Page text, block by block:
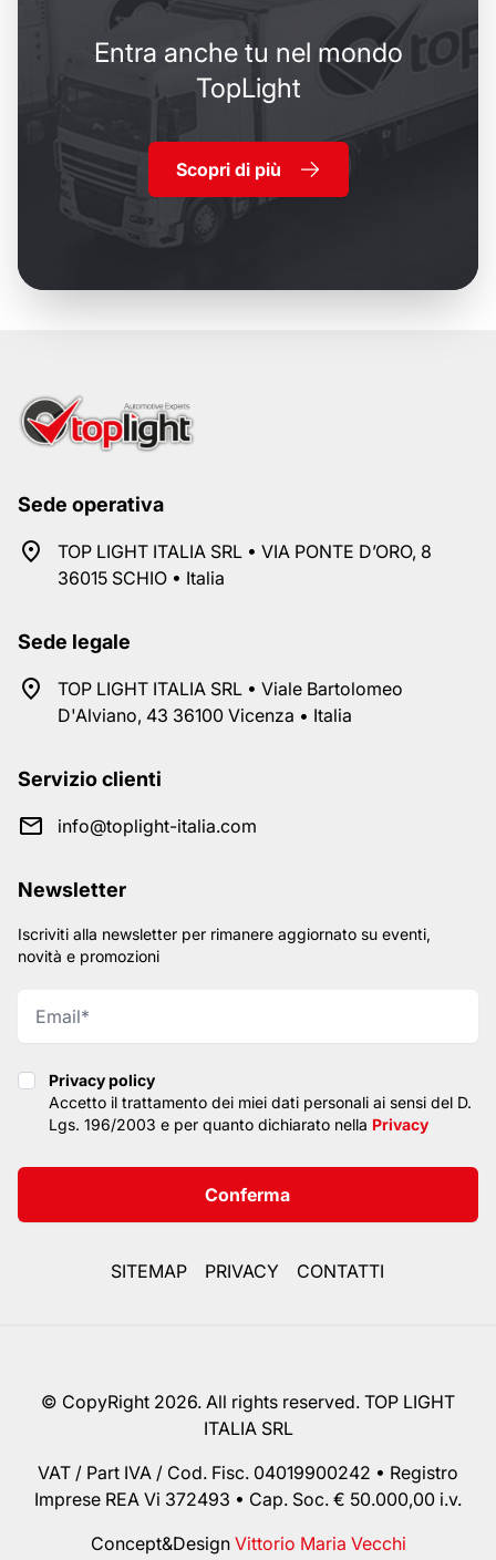
Entra anche tu nel mondo
TopLight
Scopri di più
Sede operativa
TOP LIGHT ITALIA SRL • VIA PONTE D’ORO, 8
36015 SCHIO • Italia
Sede legale
TOP LIGHT ITALIA SRL • Viale Bartolomeo
D'Alviano, 43 36100 Vicenza • Italia
Servizio clienti
info@toplight-italia.com
Newsletter
Iscriviti alla newsletter per rimanere aggiornato su eventi,
novità e promozioni
Privacy policy
Privacy policy
Accetto il trattamento dei miei dati personali ai sensi del D.
Lgs. 196/2003 e per quanto dichiarato nella Privacy
Conferma
SITEMAP PRIVACY CONTATTI
© CopyRight 2026. All rights reserved. TOP LIGHT
ITALIA SRL
VAT / Part IVA / Cod. Fisc. 04019900242 • Registro
Imprese REA Vi 372493 • Cap. Soc. € 50.000,00 i.v.
Concept&Design Vittorio Maria Vecchi